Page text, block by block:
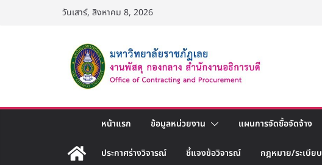
วันเสาร์, สิงหาคม 8, 2026
หน้าแรก ข้อมูลหน่วยงาน แผนการจัดซื้อจัดจ้าง
ประกาศร่างวิจารณ์ ชี้แจงข้อวิจารณ์ กฎหมาย/ระเบียบ